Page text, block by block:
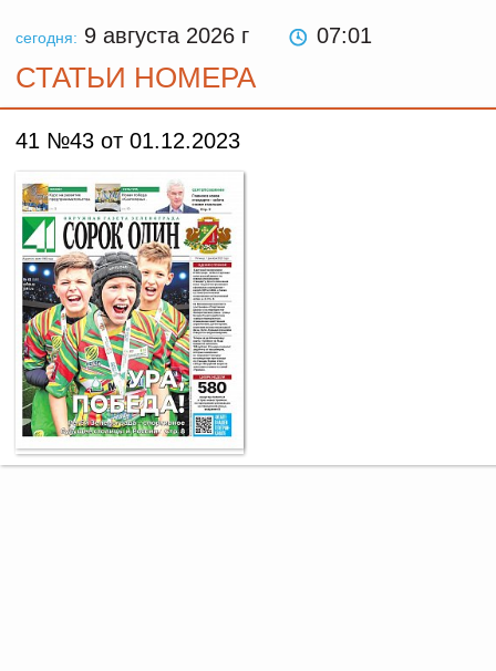
сегодня: 9 августа 2026 г 07:01
СТАТЬИ НОМЕРА
41 №43 от 01.12.2023